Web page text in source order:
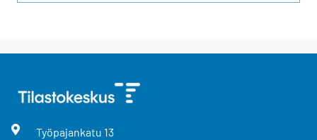
Työpajankatu 13